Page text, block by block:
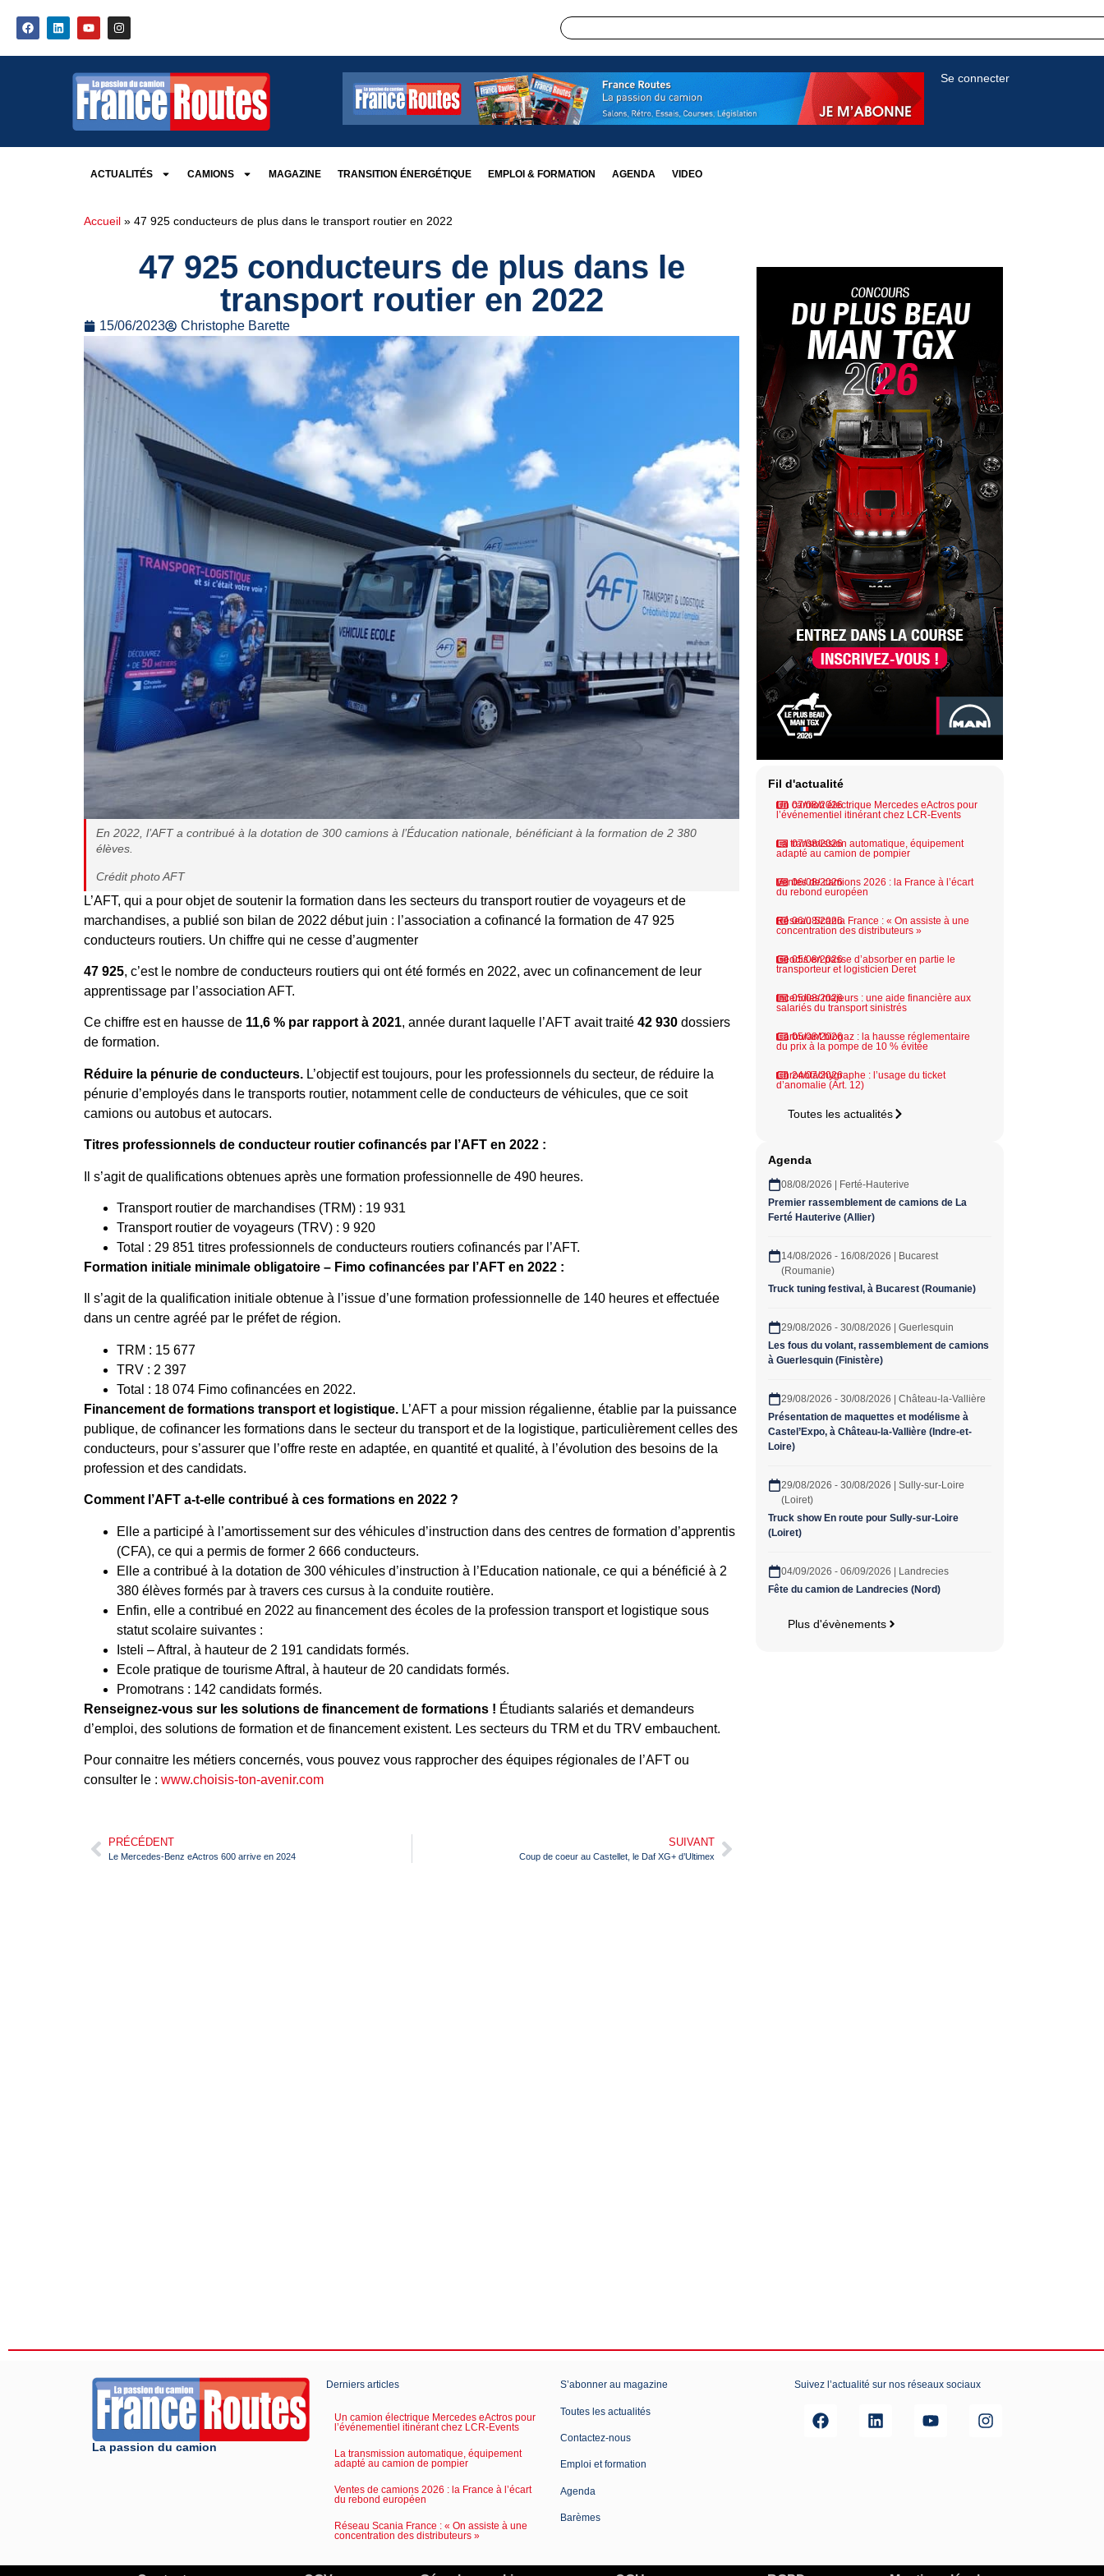
Se connecter
ACTUALITÉS CAMIONS MAGAZINE TRANSITION ÉNERGÉTIQUE EMPLOI & FORMATION AGENDA VIDEO
Accueil » 47 925 conducteurs de plus dans le transport routier en 2022
47 925 conducteurs de plus dans le
transport routier en 2022
15/06/2023 Christophe Barette
En 2022, l’AFT a contribué à la dotation de 300 camions à l’Éducation nationale, bénéficiant à la formation de 2 380
élèves.
Crédit photo AFT
L’AFT, qui a pour objet de soutenir la formation dans les secteurs du transport routier de voyageurs et de
marchandises, a publié son bilan de 2022 début juin : l’association a cofinancé la formation de 47 925
conducteurs routiers. Un chiffre qui ne cesse d’augmenter
47 925, c’est le nombre de conducteurs routiers qui ont été formés en 2022, avec un cofinancement de leur
apprentissage par l’association AFT.
Ce chiffre est en hausse de 11,6 % par rapport à 2021, année durant laquelle l’AFT avait traité 42 930 dossiers
de formation.
Réduire la pénurie de conducteurs. L’objectif est toujours, pour les professionnels du secteur, de réduire la
pénurie d’employés dans le transports routier, notamment celle de conducteurs de véhicules, que ce soit
camions ou autobus et autocars.
Titres professionnels de conducteur routier cofinancés par l’AFT en 2022 :
Il s’agit de qualifications obtenues après une formation professionnelle de 490 heures.
Transport routier de marchandises (TRM) : 19 931
Transport routier de voyageurs (TRV) : 9 920
Total : 29 851 titres professionnels de conducteurs routiers cofinancés par l’AFT.
Formation initiale minimale obligatoire – Fimo cofinancées par l’AFT en 2022 :
Il s’agit de la qualification initiale obtenue à l’issue d’une formation professionnelle de 140 heures et effectuée
dans un centre agréé par le préfet de région.
TRM : 15 677
TRV : 2 397
Total : 18 074 Fimo cofinancées en 2022.
Financement de formations transport et logistique. L’AFT a pour mission régalienne, établie par la puissance
publique, de cofinancer les formations dans le secteur du transport et de la logistique, particulièrement celles des
conducteurs, pour s’assurer que l’offre reste en adaptée, en quantité et qualité, à l’évolution des besoins de la
profession et des candidats.
Comment l’AFT a-t-elle contribué à ces formations en 2022 ?
Elle a participé à l’amortissement sur des véhicules d’instruction dans des centres de formation d’apprentis
(CFA), ce qui a permis de former 2 666 conducteurs.
Elle a contribué à la dotation de 300 véhicules d’instruction à l’Education nationale, ce qui a bénéficié à 2
380 élèves formés par à travers ces cursus à la conduite routière.
Enfin, elle a contribué en 2022 au financement des écoles de la profession transport et logistique sous
statut scolaire suivantes :
Isteli – Aftral, à hauteur de 2 191 candidats formés.
Ecole pratique de tourisme Aftral, à hauteur de 20 candidats formés.
Promotrans : 142 candidats formés.
Renseignez-vous sur les solutions de financement de formations ! Étudiants salariés et demandeurs
d’emploi, des solutions de formation et de financement existent. Les secteurs du TRM et du TRV embauchent.
Pour connaitre les métiers concernés, vous pouvez vous rapprocher des équipes régionales de l’AFT ou
consulter le : www.choisis-ton-avenir.com
PRÉCÉDENT
Le Mercedes-Benz eActros 600 arrive en 2024
SUIVANT
Coup de coeur au Castellet, le Daf XG+ d’Ultimex
Fil d'actualité
07/08/2026
Un camion électrique Mercedes eActros pour
l’événementiel itinérant chez LCR-Events
07/08/2026
La transmission automatique, équipement
adapté au camion de pompier
06/08/2026
Ventes de camions 2026 : la France à l’écart
du rebond européen
06/08/2026
Réseau Scania France : « On assiste à une
concentration des distributeurs »
05/08/2026
Geodis en passe d’absorber en partie le
transporteur et logisticien Deret
05/08/2026
Incendies majeurs : une aide financière aux
salariés du transport sinistrés
05/08/2026
Carburant biogaz : la hausse réglementaire
du prix à la pompe de 10 % évitée
24/07/2026
Chronotachygraphe : l’usage du ticket
d’anomalie (Art. 12)
Toutes les actualités
Agenda
08/08/2026 | Ferté-Hauterive
Premier rassemblement de camions de La
Ferté Hauterive (Allier)
14/08/2026 - 16/08/2026 | Bucarest
(Roumanie)
Truck tuning festival, à Bucarest (Roumanie)
29/08/2026 - 30/08/2026 | Guerlesquin
Les fous du volant, rassemblement de camions
à Guerlesquin (Finistère)
29/08/2026 - 30/08/2026 | Château-la-Vallière
Présentation de maquettes et modélisme à
Castel’Expo, à Château-la-Vallière (Indre-et-
Loire)
29/08/2026 - 30/08/2026 | Sully-sur-Loire
(Loiret)
Truck show En route pour Sully-sur-Loire
(Loiret)
04/09/2026 - 06/09/2026 | Landrecies
Fête du camion de Landrecies (Nord)
Plus d'évènements
La passion du camion
Derniers articles
Un camion électrique Mercedes eActros pour
l’événementiel itinérant chez LCR-Events
La transmission automatique, équipement
adapté au camion de pompier
Ventes de camions 2026 : la France à l’écart
du rebond européen
Réseau Scania France : « On assiste à une
concentration des distributeurs »
S’abonner au magazine
Toutes les actualités
Contactez-nous
Emploi et formation
Agenda
Barèmes
Suivez l’actualité sur nos réseaux sociaux